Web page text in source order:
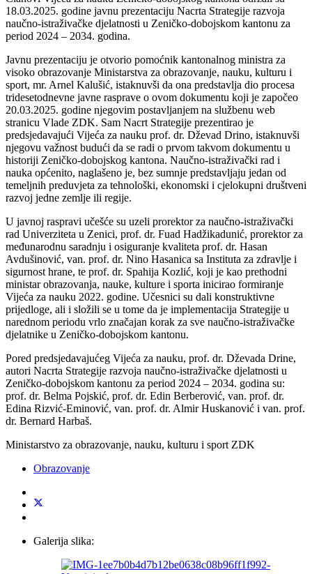
18.03.2025. godine javnu prezentaciju Nacrta Strategije razvoja
naučno-istraživačke djelatnosti u Zeničko-dobojskom kantonu za
period 2024 – 2034. godina.
Javnu prezentaciju je otvorio pomoćnik kantonalnog ministra za
visoko obrazovanje Ministarstva za obrazovanje, nauku, kulturu i
sport, mr. Arnel Kalušić, istaknuvši da ona predstavlja dio procesa
tridesetodnevne javne rasprave o ovom dokumentu koji je započeo
20.03.2025. godine njegovim postavljanjem na službenu web
stranicu Vlade ZDK. Sam Nacrt Strategije prezentirao je
predsjedavajući Vijeća za nauku prof. dr. Dževad Drino, istaknuvši
njegovu važnost budući da se radi o prvom takvom dokumentu u
historiji Zeničko-dobojskog kantona. Naučno-istraživački rad i
nauka općenito, naglašeno je, bez sumnje predstavljaju jedan od
temeljnih preduvjeta za tehnološki, ekonomski i cjelokupni društveni
razvoj jedne zemlje ili regije.
U javnoj raspravi učešće su uzeli prorektor za naučno-istraživački
rad Univerziteta u Zenici, prof. dr. Fuad Hadžikadunić, prorektor za
međunarodnu saradnju i osiguranje kvaliteta prof. dr. Hasan
Avdušinović, van. prof. dr. Nino Hasanica sa Instituta za zdravlje i
sigurnost hrane, te prof. dr. Spahija Kozlić, koji je kao prethodni
ministar obrazovanja, nauke, kulture i sporta inicirao formiranje
Vijeća za nauku 2022. godine. Učesnici su dali konstruktivne
prijedloge, ali i složili se u tome da je implementacija Strategije u
narednom periodu vrlo značajan korak za sve naučno-istraživačke
djelatnike u Zeničko-dobojskom kantonu.
Pored predsjedavajućeg Vijeća za nauku, prof. dr. Dževada Drine,
autori Nacrta Strategije razvoja naučno-istraživačke djelatnosti u
Zeničko-dobojskom kantonu za period 2024 – 2034. godina su:
prof. dr. Belma Pojskić, prof. dr. Edin Berberović, van. prof. dr.
Edina Rizvić-Eminović, van. prof. dr. Almir Huskanović i van. prof.
dr. Bernard Harbaš.
Ministarstvo za obrazovanje, nauku, kulturu i sport ZDK
Obrazovanje
Galerija slika: